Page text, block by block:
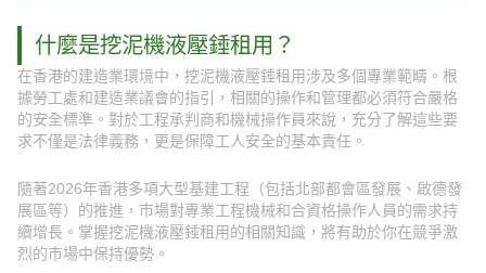
什麼是挖泥機液壓錘租用？
在香港的建造業環境中，挖泥機液壓錘租用涉及多個專業範疇。根
據勞工處和建造業議會的指引，相關的操作和管理都必須符合嚴格
的安全標準。對於工程承判商和機械操作員來說，充分了解這些要
求不僅是法律義務，更是保障工人安全的基本責任。
隨著2026年香港多項大型基建工程（包括北部都會區發展、啟德發
展區等）的推進，市場對專業工程機械和合資格操作人員的需求持
續增長。掌握挖泥機液壓錘租用的相關知識，將有助於你在競爭激
烈的市場中保持優勢。